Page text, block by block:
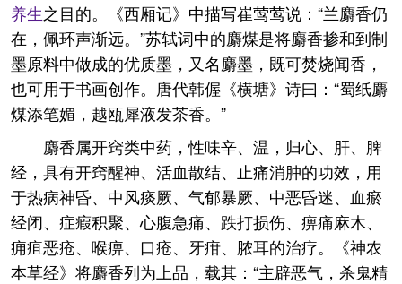
养生之目的。《西厢记》中描写崔莺莺说：“兰麝香仍
在，佩环声渐远。”苏轼词中的麝煤是将麝香掺和到制
墨原料中做成的优质墨，又名麝墨，既可焚烧闻香，
也可用于书画创作。唐代韩偓《横塘》诗曰：“蜀纸麝
煤添笔媚，越瓯犀液发茶香。”
麝香属开窍类中药，性味辛、温，归心、肝、脾
经，具有开窍醒神、活血散结、止痛消肿的功效，用
于热病神昏、中风痰厥、气郁暴厥、中恶昏迷、血瘀
经闭、症瘕积聚、心腹急痛、跌打损伤、痹痛麻木、
痈疽恶疮、喉痹、口疮、牙疳、脓耳的治疗。《神农
本草经》将麝香列为上品，载其：“主辟恶气，杀鬼精